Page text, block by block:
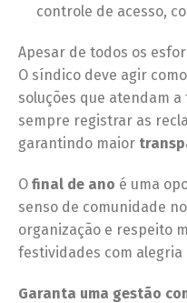
controle de acesso,
Apesar de todos os
O síndico deve agir
soluções que atendam
sempre registrar as
garantindo maior
O final de ano é uma
senso de comunidade
organização e respeito
festividades com
Garanta uma gestão